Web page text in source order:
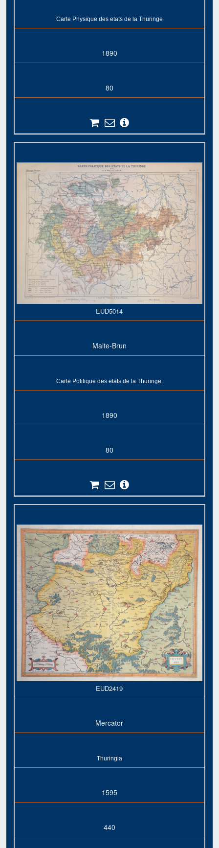
Carte Physique des etats de la Thuringe
1890
80
EUD5014
Malte-Brun
Carte Politique des etats de la Thuringe.
1890
80
EUD2419
Mercator
Thuringia
1595
440